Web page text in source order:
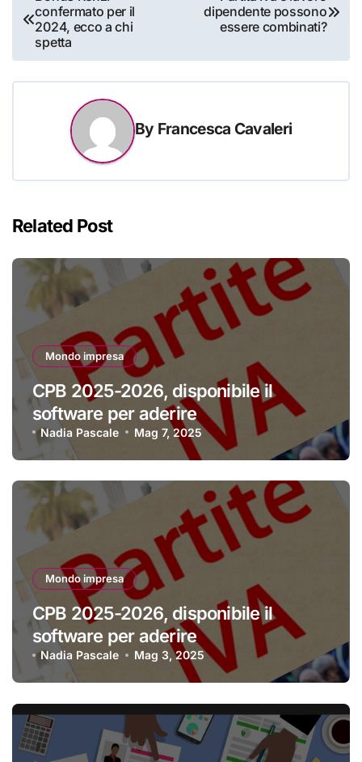
articoli
confermato per il
2024, ecco a chi
spetta
dipendente possono
essere combinati?
By Francesca Cavaleri
Related Post
Mondo impresa
CPB 2025-2026, disponibile il
software per aderire
Nadia Pascale Mag 7, 2025
Mondo impresa
CPB 2025-2026, disponibile il
software per aderire
Nadia Pascale Mag 3, 2025